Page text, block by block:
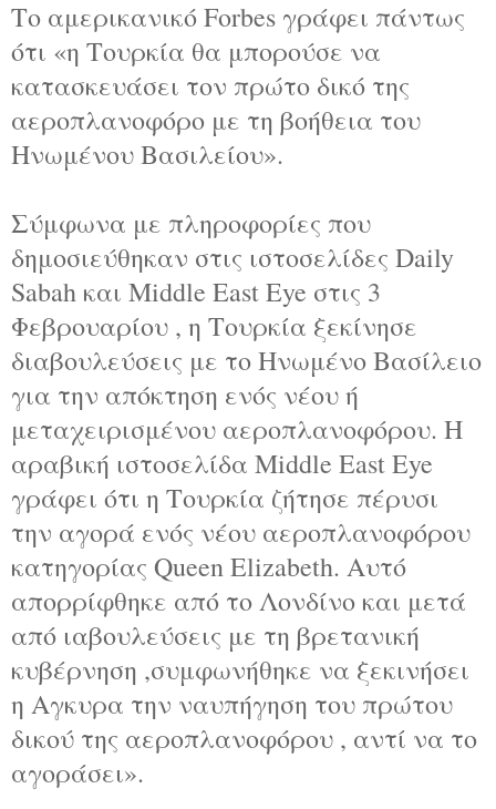
Το αμερικανικό Forbes γράφει πάντως
ότι «η Τουρκία θα μπορούσε να
κατασκευάσει τον πρώτο δικό της
αεροπλανοφόρο με τη βοήθεια του
Ηνωμένου Βασιλείου».
Σύμφωνα με πληροφορίες που
δημοσιεύθηκαν στις ιστοσελίδες Daily
Sabah και Middle East Eye στις 3
Φεβρουαρίου , η Τουρκία ξεκίνησε
διαβουλεύσεις με το Ηνωμένο Βασίλειο
για την απόκτηση ενός νέου ή
μεταχειρισμένου αεροπλανοφόρου. Η
αραβική ιστοσελίδα Μiddle East Eye
γράφει ότι η Τουρκία ζήτησε πέρυσι
την αγορά ενός νέου αεροπλανοφόρου
κατηγορίας Queen Elizabeth. Αυτό
απορρίφθηκε από το Λονδίνο και μετά
από ιαβουλεύσεις με τη βρετανική
κυβέρνηση ,συμφωνήθηκε να ξεκινήσει
η Αγκυρα την ναυπήγηση του πρώτου
δικού της αεροπλανοφόρου , αντί να το
αγοράσει».